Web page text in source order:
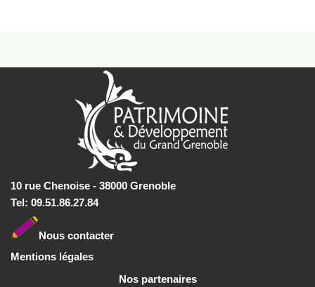
10 rue Chenoise - 38000 Grenoble
Tel: 09.51.86.27.84
Nous contacter
Mentions légales
Nos partenaires